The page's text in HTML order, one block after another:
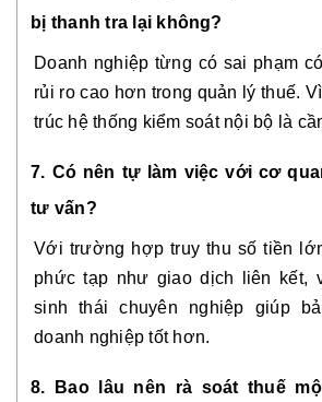
bị thanh tra lại không?
Doanh nghiệp từng có sai phạm
rủi ro cao hơn trong quản lý thuế.
trúc hệ thống kiểm soát nội bộ là
7. Có nên tự làm việc với cơ
tư vấn?
Với trường hợp truy thu số tiền
phức tạp như giao dịch liên kết,
sinh thái chuyên nghiệp giúp
doanh nghiệp tốt hơn.
8. Bao lâu nên rà soát thuế